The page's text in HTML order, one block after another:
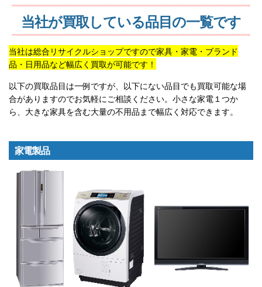
当社が買取している品目の一覧です
当社は総合リサイクルショップですので家具・家電・ブランド
品・日用品など幅広く買取が可能です！
以下の買取品目は一例ですが、以下にない品目でも買取可能な場
合がありますのでお気軽にご相談ください。小さな家電１つか
ら、大きな家具を含む大量の不用品まで幅広く対応できます。
家電製品